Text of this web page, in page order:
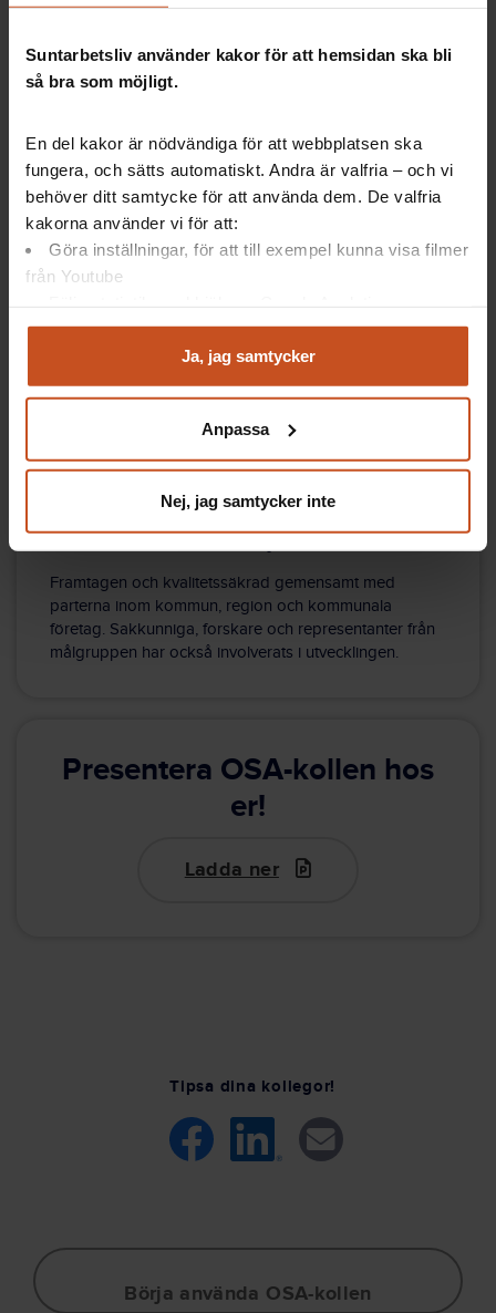
Suntarbetsliv använder kakor för att hemsidan ska bli
så bra som möjligt.
En del kakor är nödvändiga för att webbplatsen ska
fungera, och sätts automatiskt. Andra är valfria – och vi
behöver ditt samtycke för att använda dem. De valfria
kakorna använder vi för att:
Göra inställningar, för att till exempel kunna visa filmer
från Youtube
Analysera trafik för att kunna visa riktad information
Du kan när som helst återta ditt godkännande genom att
integritet@suntarbetsliv.se.
Ja, jag samtycker
Anpassa
Nej, jag samtycker inte
Det här får du med OSA-kollen:
Förståelse för vad OSA handlar om.
Konkret stöd för hur ni kan jobba systematiskt
med OSA på arbetsplatsen.
skapas av dialog och reflektion tillsammans.
Kunskap om arbetsgivarens ansvar för OSA.
jobbat med OSA.
Kvalitetssäkrat av parterna
Framtagen och kvalitetssäkrad gemensamt med
parterna inom kommun, region och kommunala
företag. Sakkunniga, forskare och representanter från
målgruppen har också involverats i utvecklingen.
Presentera OSA-kollen hos
er!
Ladda ner
Tipsa dina kollegor!
Börja använda OSA-kollen